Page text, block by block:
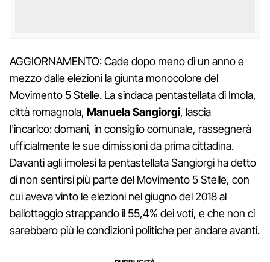
AGGIORNAMENTO: Cade dopo meno di un anno e
mezzo dalle elezioni la giunta monocolore del
Movimento 5 Stelle. La sindaca pentastellata di Imola,
città romagnola, Manuela Sangiorgi, lascia
l'incarico: domani, in consiglio comunale, rassegnerà
ufficialmente le sue dimissioni da prima cittadina.
Davanti agli imolesi la pentastellata Sangiorgi ha detto
di non sentirsi più parte del Movimento 5 Stelle, con
cui aveva vinto le elezioni nel giugno del 2018 al
ballottaggio strappando il 55,4% dei voti, e che non ci
sarebbero più le condizioni politiche per andare avanti.